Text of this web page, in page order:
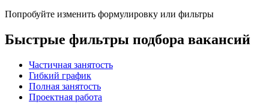
Попробуйте изменить формулировку или фильтры
Быстрые фильтры подбора вакансий
Частичная занятость
Гибкий график
Полная занятость
Проектная работа